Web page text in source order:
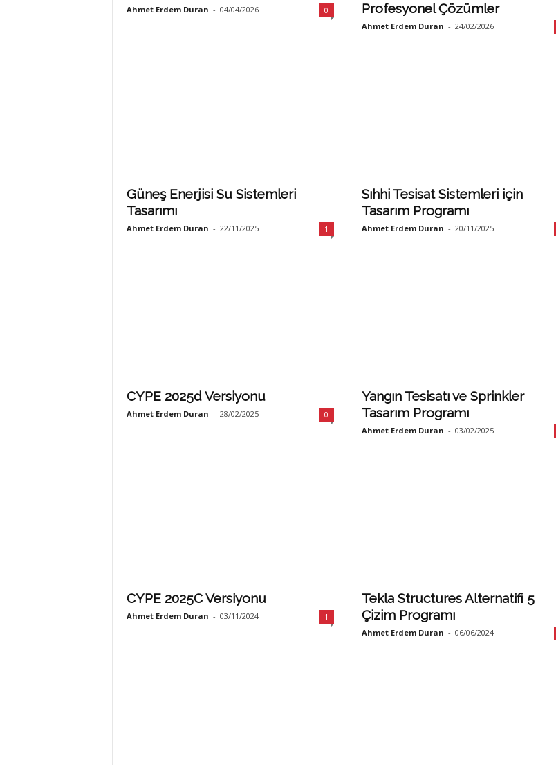
Ahmet Erdem Duran - 04/04/2026 0
Profesyonel Çözümler
Ahmet Erdem Duran - 24/02/2026
Güneş Enerjisi Su Sistemleri
Tasarımı
Ahmet Erdem Duran - 22/11/2025 1
Sıhhi Tesisat Sistemleri için
Tasarım Programı
Ahmet Erdem Duran - 20/11/2025
CYPE 2025d Versiyonu
Ahmet Erdem Duran - 28/02/2025 0
Yangın Tesisatı ve Sprinkler
Tasarım Programı
Ahmet Erdem Duran - 03/02/2025
CYPE 2025C Versiyonu
Ahmet Erdem Duran - 03/11/2024 1
Tekla Structures Alternatifi 5
Çizim Programı
Ahmet Erdem Duran - 06/06/2024